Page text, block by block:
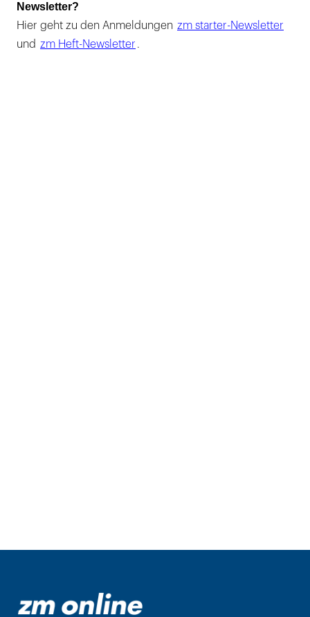
Newsletter?
Hier geht zu den Anmeldungen zm starter-Newsletter
und zm Heft-Newsletter .